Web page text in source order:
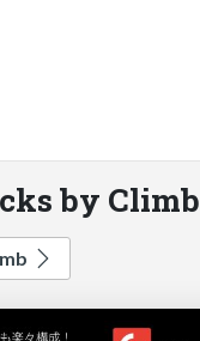
by Climb